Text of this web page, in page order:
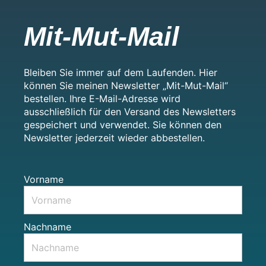
Mit-Mut-Mail
Bleiben Sie immer auf dem Laufenden. Hier
können Sie meinen Newsletter „Mit-Mut-Mail“
bestellen. Ihre E-Mail-Adresse wird
ausschließlich für den Versand des Newsletters
gespeichert und verwendet. Sie können den
Newsletter jederzeit wieder abbestellen.
Vorname
Nachname